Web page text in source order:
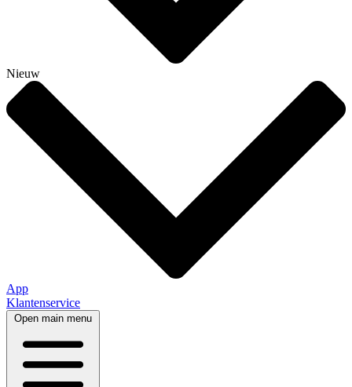
Nieuw
App
Klantenservice
Open main menu